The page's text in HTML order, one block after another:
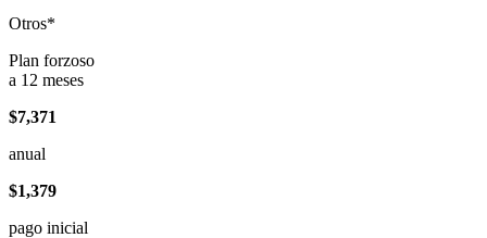
Otros*
Plan forzoso
a 12 meses
$7,371
anual
$1,379
pago inicial